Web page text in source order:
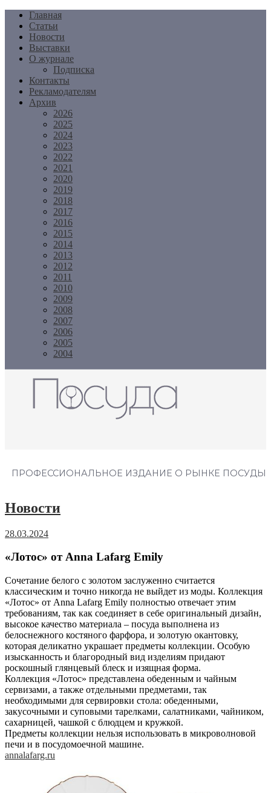
Перейти
содержимому
Главная
Статьи
Новости
Выставки
О журнале
Подписка
Контакты
Рекламодателям
Архив
2026
2025
2024
2023
2022
2021
2020
2019
2018
2017
2016
2015
2014
2013
2012
2011
2010
2009
2008
2007
2006
2005
2004
ПРОФЕССИОНАЛЬНОЕ ИЗДАНИЕ О РЫНКЕ ПОСУДЫ
Новости
28.03.2024
«Лотос» от Anna Lafarg Emily
Сочетание белого с золотом заслуженно считается
классическим и точно никогда не выйдет из моды. Коллекция
«Лотос» от Anna Lafarg Emily полностью отвечает этим
требованиям, так как соединяет в себе оригинальный дизайн,
высокое качество материала – посуда выполнена из
белоснежного костяного фарфора, и золотую окантовку,
которая деликатно украшает предметы коллекции. Особую
изысканность и благородный вид изделиям придают
роскошный глянцевый блеск и изящная форма.
Коллекция «Лотос» представлена обеденным и чайным
сервизами, а также отдельными предметами, так
необходимыми для сервировки стола: обеденными,
закусочными и суповыми тарелками, салатниками, чайником,
сахарницей, чашкой с блюдцем и кружкой.
Предметы коллекции нельзя использовать в микроволновой
печи и в посудомоечной машине.
annalafarg.ru